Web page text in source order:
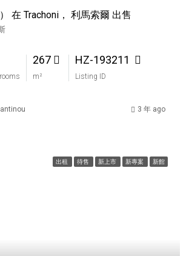
在 Trachoni， 利馬索爾 出售
267
m²
HZ-193211
Listing ID
3 年 ago
出租 待售 新上市 新專案 新館